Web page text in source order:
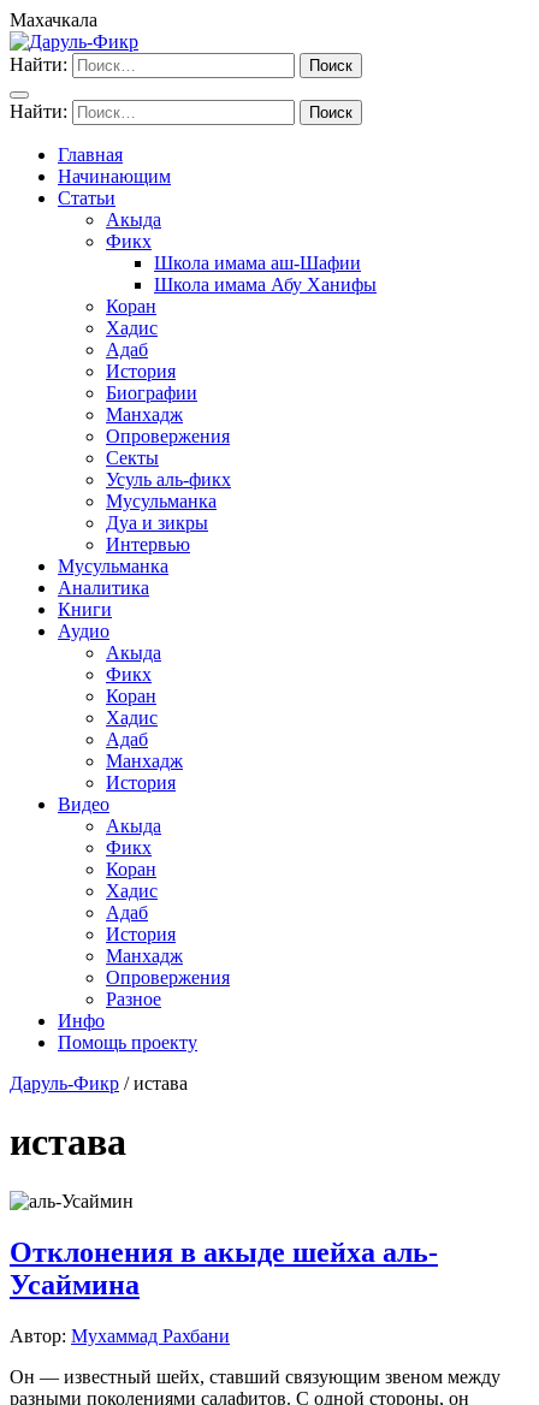
Махачкала
Найти:
Найти:
Главная
Начинающим
Статьи
Акыда
Фикх
Школа имама аш-Шафии
Школа имама Абу Ханифы
Коран
Хадис
Адаб
История
Биографии
Манхадж
Опровержения
Секты
Усуль аль-фикх
Мусульманка
Дуа и зикры
Интервью
Мусульманка
Аналитика
Книги
Аудио
Акыда
Фикх
Коран
Хадис
Адаб
Манхадж
История
Видео
Акыда
Фикх
Коран
Хадис
Адаб
История
Манхадж
Опровержения
Разное
Инфо
Помощь проекту
Даруль-Фикр /истава
истава
Отклонения в акыде шейха аль-
Усаймина
Автор: Мухаммад Рахбани
Он — известный шейх, ставший связующим звеном между
разными поколениями салафитов. С одной стороны, он